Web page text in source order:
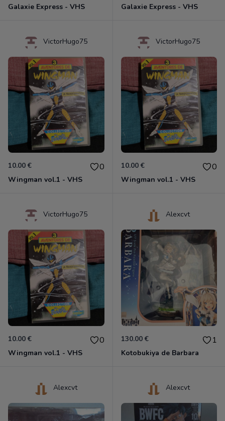
Galaxie Express - VHS Galaxie Express - VHS
VictorHugo75
10.00 € 0
Wingman vol.1 - VHS
VictorHugo75
10.00 € 0
Wingman vol.1 - VHS
VictorHugo75
10.00 € 0
Wingman vol.1 - VHS
Alexcvt
130.00 € 1
Kotobukiya de Barbara
Alexcvt Alexcvt